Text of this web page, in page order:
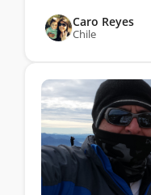
Caro Reyes
Chile